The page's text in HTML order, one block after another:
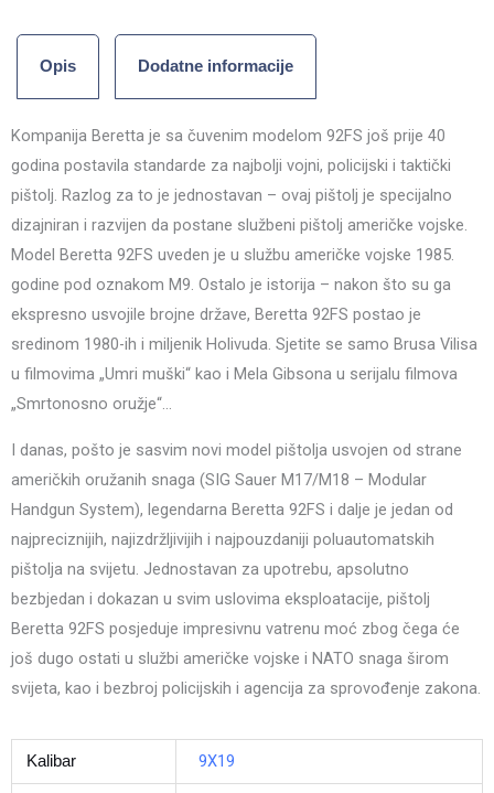
Opis Dodatne informacije
Kompanija Beretta je sa čuvenim modelom 92FS još prije 40
godina postavila standarde za najbolji vojni, policijski i taktički
pištolj. Razlog za to je jednostavan – ovaj pištolj je specijalno
dizajniran i razvijen da postane službeni pištolj američke vojske.
Model Beretta 92FS uveden je u službu američke vojske 1985.
godine pod oznakom M9. Ostalo je istorija – nakon što su ga
ekspresno usvojile brojne države, Beretta 92FS postao je
sredinom 1980-ih i miljenik Holivuda. Sjetite se samo Brusa Vilisa
u filmovima „Umri muški“ kao i Mela Gibsona u serijalu filmova
„Smrtonosno oružje“…
I danas, pošto je sasvim novi model pištolja usvojen od strane
američkih oružanih snaga (SIG Sauer M17/M18 – Modular
Handgun System), legendarna Beretta 92FS i dalje je jedan od
najpreciznijih, najizdržljivijih i najpouzdaniji poluautomatskih
pištolja na svijetu. Jednostavan za upotrebu, apsolutno
bezbjedan i dokazan u svim uslovima eksploatacije, pištolj
Beretta 92FS posjeduje impresivnu vatrenu moć zbog čega će
još dugo ostati u službi američke vojske i NATO snaga širom
svijeta, kao i bezbroj policijskih i agencija za sprovođenje zakona.
Kalibar 9X19